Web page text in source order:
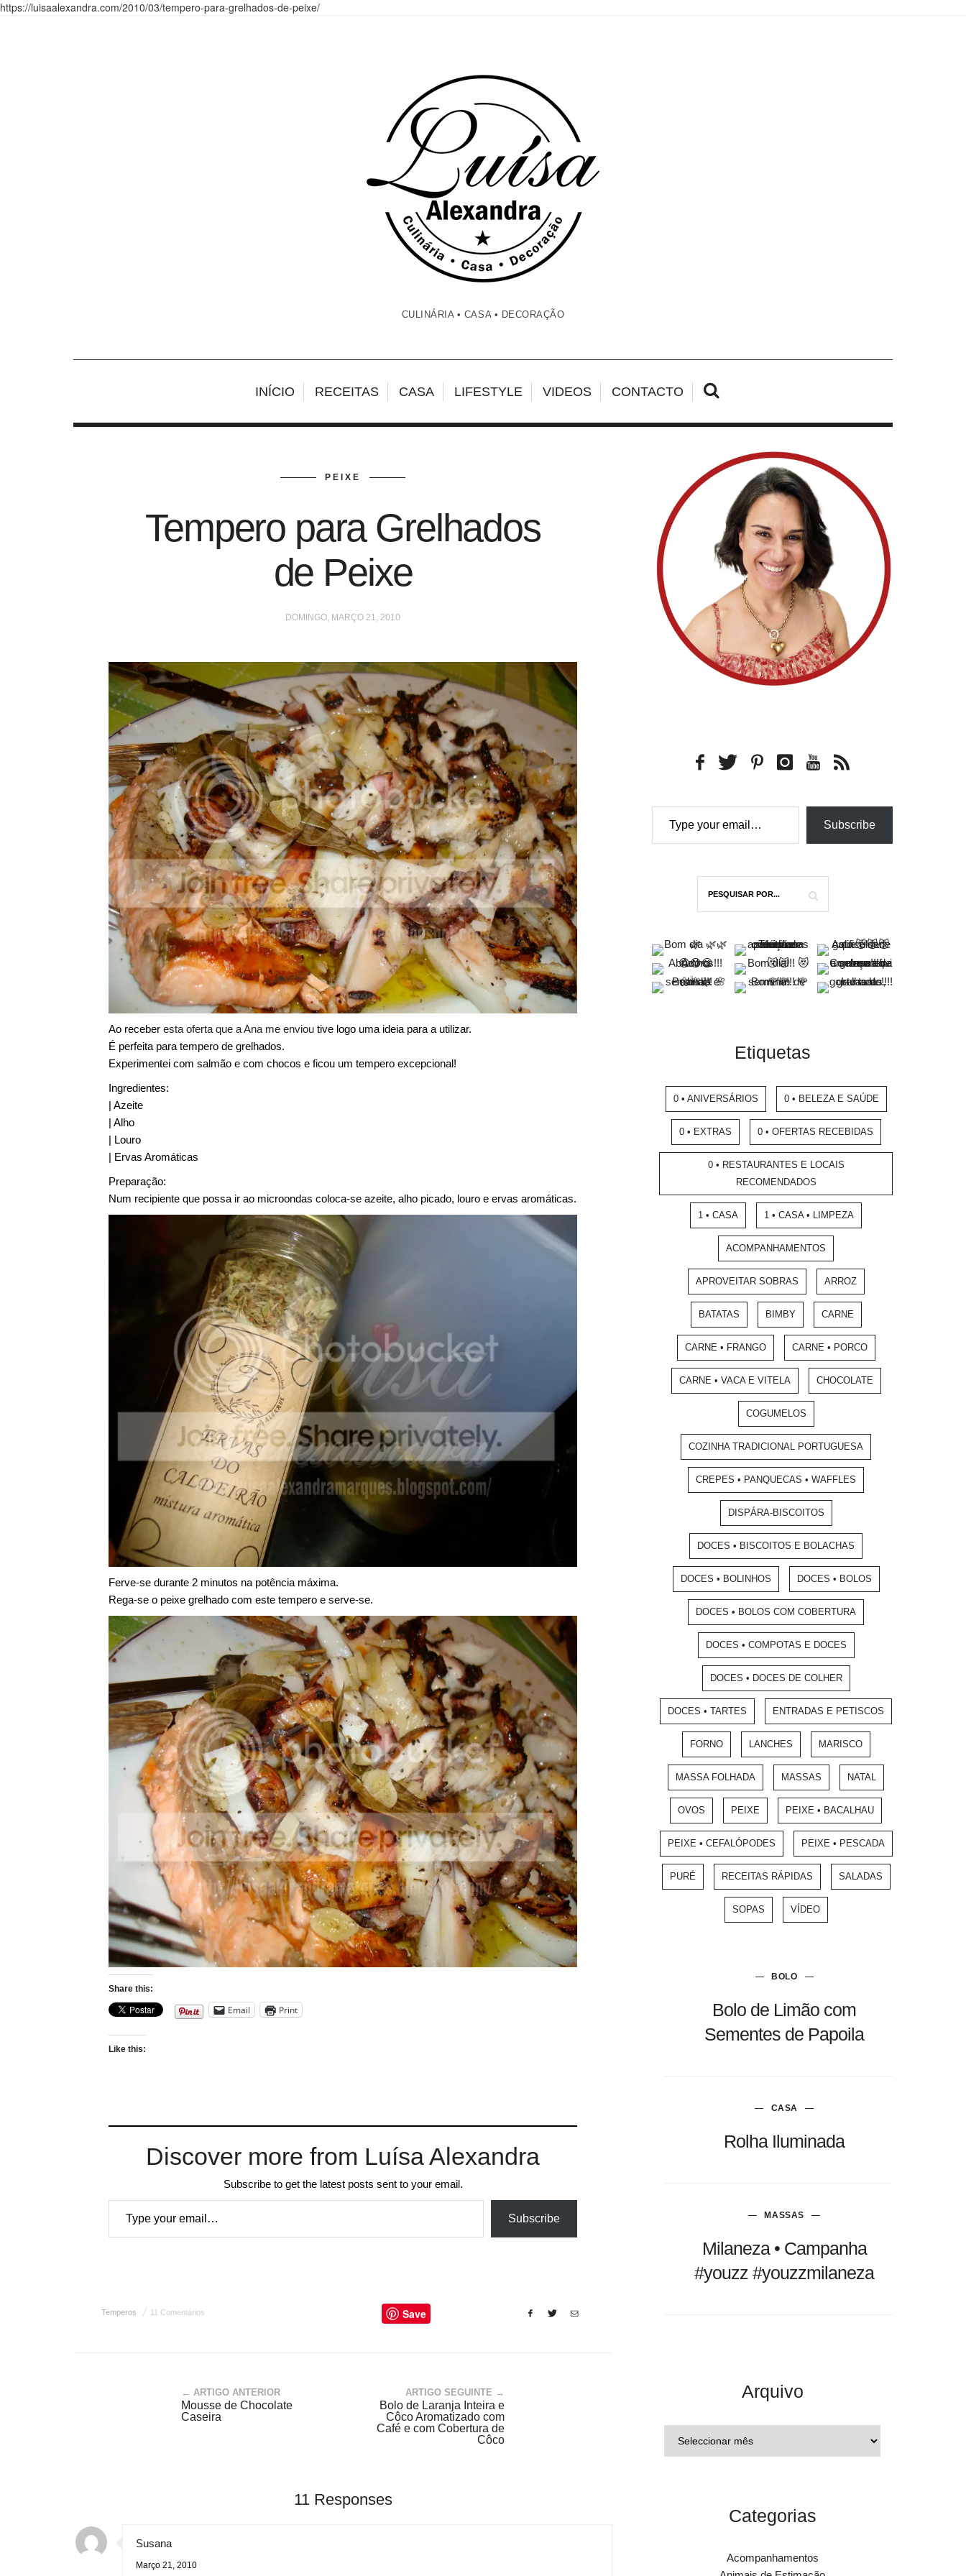
https://luisaalexandra.com/2010/03/tempero-para-grelhados-de-peixe/
CULINÁRIA • CASA • DECORAÇÃO
INÍCIO RECEITAS CASA LIFESTYLE VIDEOS CONTACTO
PEIXE
Tempero para Grelhados
de Peixe
DOMINGO, MARÇO 21, 2010
Ao receber esta oferta que a Ana me envioutive logo uma ideia para a utilizar.
É perfeita para tempero de grelhados.
Experimentei com salmão e com chocos e ficou um tempero excepcional!
Ingredientes:
| Azeite
| Alho
| Louro
| Ervas Aromáticas
Preparação:
Num recipiente que possa ir ao microondas coloca-se azeite, alho picado, louro e ervas aromáticas.
Ferve-se durante 2 minutos na potência máxima.
Rega-se o peixe grelhado com este tempero e serve-se.
Share this:
Email Print
Like this:
Discover more from Luísa Alexandra
Subscribe to get the latest posts sent to your email.
Type your email…
Subscribe
Temperos 11 Comentários Save
← ARTIGO ANTERIOR
Mousse de Chocolate
Caseira
ARTIGO SEGUINTE →
Bolo de Laranja Inteira e
Côco Aromatizado com
Café e com Cobertura de
Côco
11 Responses
Susana
Março 21, 2010
Type your email…
Subscribe
Etiquetas
0 • ANIVERSÁRIOS 0 • BELEZA E SAÚDE
0 • EXTRAS 0 • OFERTAS RECEBIDAS
0 • RESTAURANTES E LOCAIS
RECOMENDADOS
1 • CASA 1 • CASA • LIMPEZA
ACOMPANHAMENTOS
APROVEITAR SOBRAS ARROZ
BATATAS BIMBY CARNE
CARNE • FRANGO CARNE • PORCO
CARNE • VACA E VITELA CHOCOLATE
COGUMELOS
COZINHA TRADICIONAL PORTUGUESA
CREPES • PANQUECAS • WAFFLES
DISPÁRA-BISCOITOS
DOCES • BISCOITOS E BOLACHAS
DOCES • BOLINHOS DOCES • BOLOS
DOCES • BOLOS COM COBERTURA
DOCES • COMPOTAS E DOCES
DOCES • DOCES DE COLHER
DOCES • TARTES ENTRADAS E PETISCOS
FORNO LANCHES MARISCO
MASSA FOLHADA MASSAS NATAL
OVOS PEIXE PEIXE • BACALHAU
PEIXE • CEFALÓPODES PEIXE • PESCADA
PURÉ RECEITAS RÁPIDAS SALADAS
SOPAS VÍDEO
BOLO
Bolo de Limão com
Sementes de Papoila
CASA
Rolha Iluminada
MASSAS
Milaneza • Campanha
#youzz #youzzmilaneza
Arquivo
Categorias
Acompanhamentos